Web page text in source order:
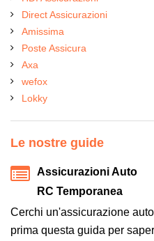
Direct Assicurazioni
Amissima
Poste Assicura
Axa
wefox
Lokky
Le nostre guide
Assicurazioni Auto
RC Temporanea
Cerchi un'assicurazione
prima questa guida per